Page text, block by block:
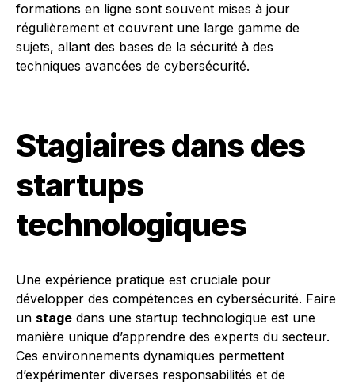
formations en ligne sont souvent mises à jour
régulièrement et couvrent une large gamme de
sujets, allant des bases de la sécurité à des
techniques avancées de cybersécurité.
Stagiaires dans des
startups
technologiques
Une expérience pratique est cruciale pour
développer des compétences en cybersécurité. Faire
un stage dans une startup technologique est une
manière unique d’apprendre des experts du secteur.
Ces environnements dynamiques permettent
d’expérimenter diverses responsabilités et de